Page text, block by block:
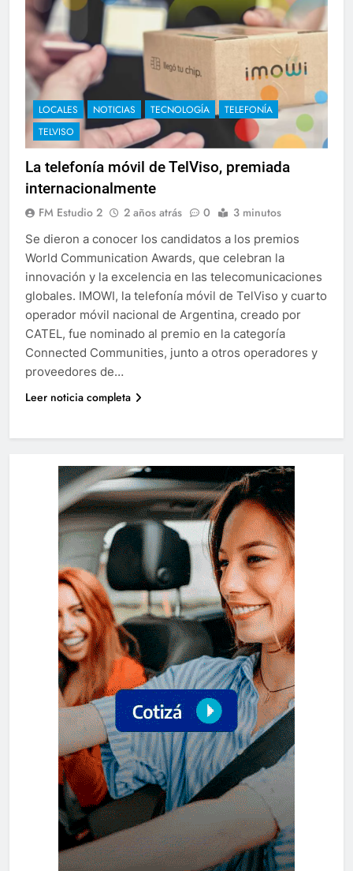
LOCALES NOTICIAS TECNOLOGÍA
TELEFONÍA
TELVISO
La telefonía móvil de TelViso, premiada
internacionalmente
FM Estudio 2 2 años atrás 0 3 minutos
Se dieron a conocer los candidatos a los premios
World Communication Awards, que celebran la
innovación y la excelencia en las telecomunicaciones
globales. IMOWI, la telefonía móvil de TelViso y cuarto
operador móvil nacional de Argentina, creado por
CATEL, fue nominado al premio en la categoría
Connected Communities, junto a otros operadores y
proveedores de…
Leer noticia completa